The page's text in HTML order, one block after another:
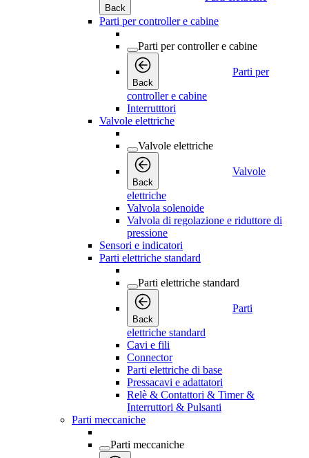
Back
Parti per controller e cabine
Parti per controller e cabine
Back
Parti per
controller e cabine
Interrutttori
Valvole elettriche
Valvole elettriche
Back
Valvole
elettriche
Valvola solenoide
Valvola di regolazione e riduttore di
pressione
Sensori e indicatori
Parti elettriche standard
Parti elettriche standard
Back
Parti
elettriche standard
Cavi e fili
Connector
Parti elettriche di base
Pressacavi e adattatori
Relè & Contattori & Timer &
Interruttori & Pulsanti
Parti meccaniche
Parti meccaniche